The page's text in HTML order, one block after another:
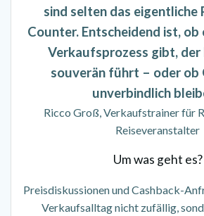
sind selten das eigentliche
Counter. Entscheidend ist, ob
Verkaufsprozess gibt, der
souverän führt – oder ob
unverbindlich
Ricco Groß, Verkaufstrainer für
Reiseveranstalter
Um was geht es?
Preisdiskussionen und Cashback-
Verkaufsalltag nicht zufällig,